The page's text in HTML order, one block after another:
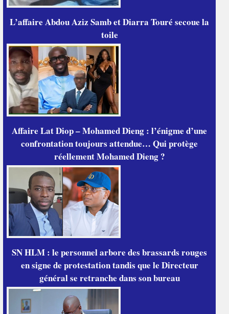
L’affaire Abdou Aziz Samb et Diarra Touré secoue la
toile
Affaire Lat Diop – Mohamed Dieng : l’énigme d’une
confrontation toujours attendue… Qui protège
réellement Mohamed Dieng ?
SN HLM : le personnel arbore des brassards rouges
en signe de protestation tandis que le Directeur
général se retranche dans son bureau